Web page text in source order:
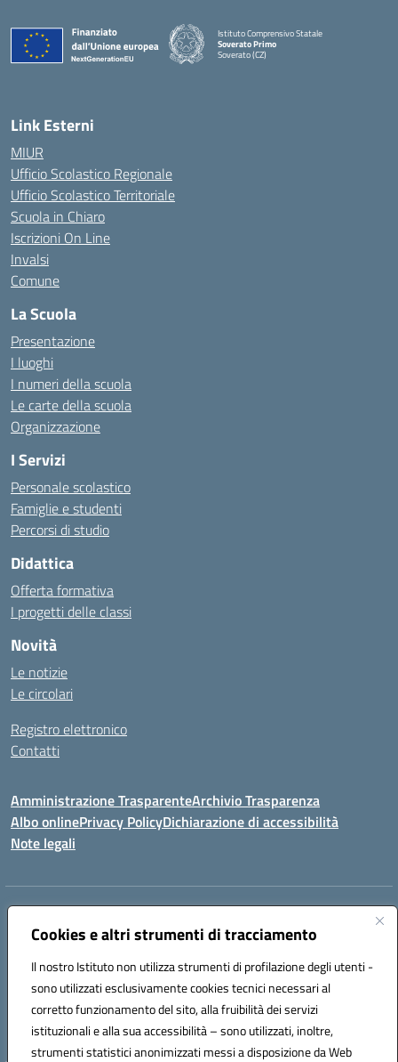
Cookies e altri strumenti di tracciamento
Il nostro Istituto non utilizza strumenti di profilazione degli utenti -
sono utilizzati esclusivamente cookies tecnici necessari al
corretto funzionamento del sito, alla fruibilità dei servizi
istituzionali e alla sua accessibilità – sono utilizzati, inoltre,
strumenti statistici anonimizzati messi a disposizione da Web
Istituto Comprensivo Statale
Soverato Primo
Soverato (CZ)
Link Esterni
MIUR
Ufficio Scolastico Regionale
Ufficio Scolastico Territoriale
Scuola in Chiaro
Iscrizioni On Line
Invalsi
Comune
La Scuola
Presentazione
I luoghi
I numeri della scuola
Le carte della scuola
Organizzazione
I Servizi
Personale scolastico
Famiglie e studenti
Percorsi di studio
Didattica
Offerta formativa
I progetti delle classi
Novità
Le notizie
Le circolari
Registro elettronico
Contatti
Amministrazione TrasparenteArchivio Trasparenza
Albo onlinePrivacy PolicyDichiarazione di accessibilità
Note legali
Indirizzo:
Centralino:096721161 Email:czic869004@istruzione.it
Codice fiscale: 84000710792
Codice meccanografico:
CZIC869004
Codice unico di fatturazione (CUF): UFKGA0